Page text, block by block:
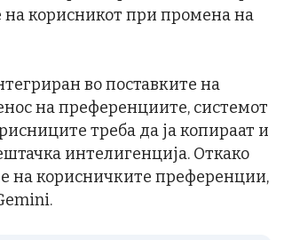
корисникот при промена на
во поставките на
на преференциите, системот
треба да ја копираат и
интелигенција. Откако
на корисничките преференции,